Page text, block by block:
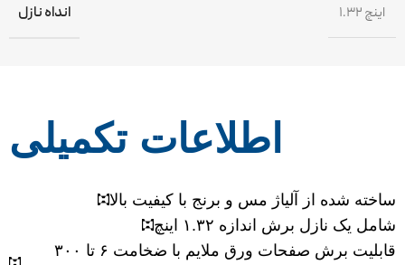
انداه نازل ۱.۳۲ اینچ
اطلاعات تکمیلی
ساخته شده از آلیاژ مس و برنج با کیفیت بالا
شامل یک نازل برش اندازه ۱.۳۲ اینچ
قابلیت برش صفحات ورق ملایم با ضخامت ۶ تا ۳۰۰